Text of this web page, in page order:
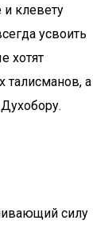
и клевету
усвоить
хотят
талисманов, а
силу